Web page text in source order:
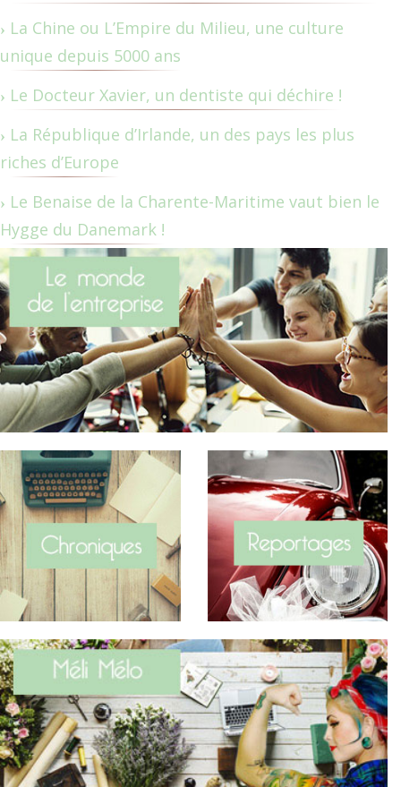
La Chine ou L’Empire du Milieu, une culture
unique depuis 5000 ans
Le Docteur Xavier, un dentiste qui déchire !
La République d’Irlande, un des pays les plus
riches d’Europe
Le Benaise de la Charente-Maritime vaut bien le
Hygge du Danemark !